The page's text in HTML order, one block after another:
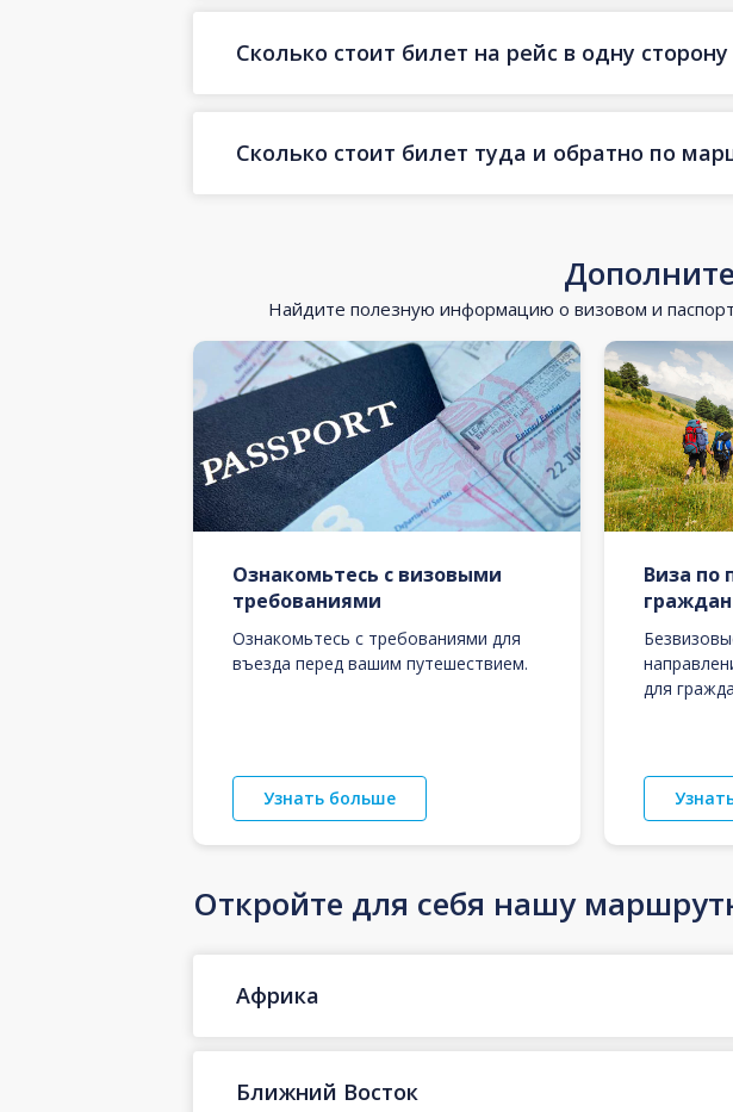
Сколько стоит билет на рейс в одну
Сколько стоит билет туда и обратно по
Найдите полезную информацию о визовом и
Ознакомьтесь с визовыми
требованиями
Ознакомьтесь с требованиями для
въезда перед вашим путешествием.
Узнать больше
Виза по
для
Откройте для себя нашу
Африка
Ближний Восток